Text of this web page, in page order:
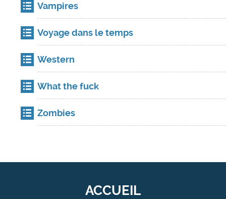
Vampires
Voyage dans le temps
Western
What the fuck
Zombies
ACCUEIL